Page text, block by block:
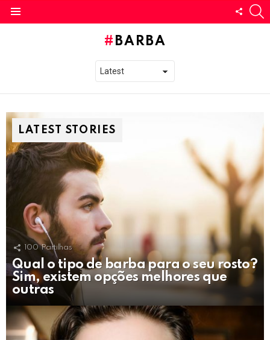
BARBA
LATEST STORIES
100 Partilhas
Qual o tipo de barba para o seu rosto?
Sim, existem opções melhores que
outras